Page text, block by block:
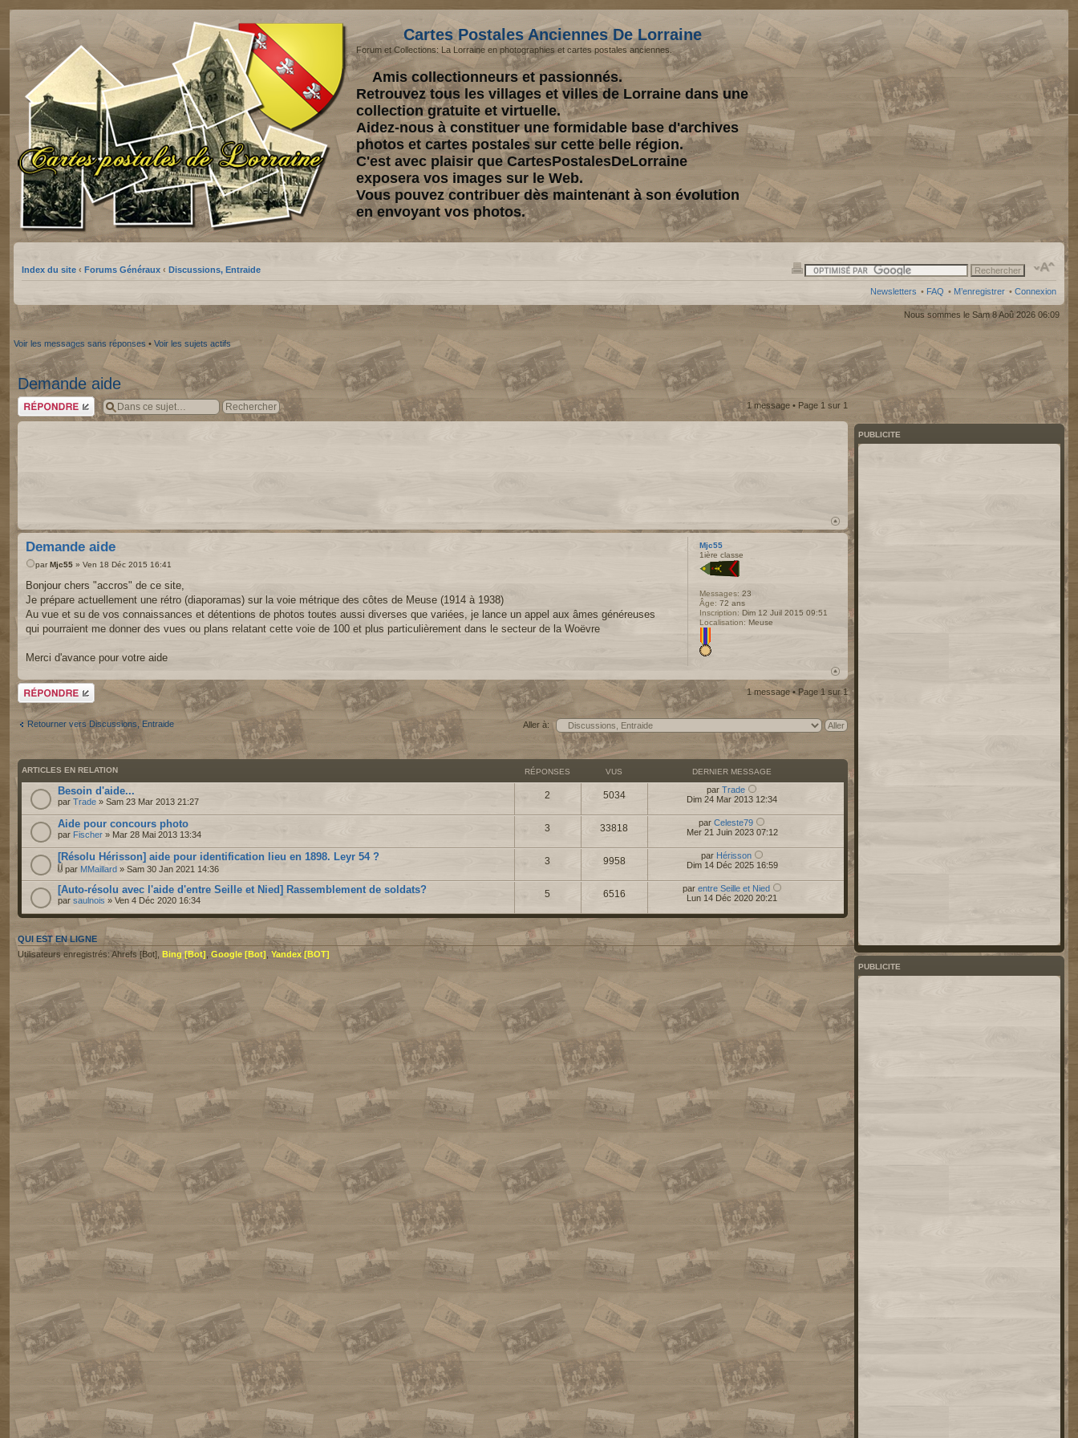
Cartes Postales Anciennes De Lorraine
Forum et Collections: La Lorraine en photographies et cartes postales anciennes.
Amis collectionneurs et passionnés.
Retrouvez tous les villages et villes de Lorraine dans une
collection gratuite et virtuelle.
Aidez-nous à constituer une formidable base d'archives
photos et cartes postales sur cette belle région.
C'est avec plaisir que CartesPostalesDeLorraine
exposera vos images sur le Web.
Vous pouvez contribuer dès maintenant à son évolution
en envoyant vos photos.
Index du site ‹ Forums Généraux ‹ Discussions, Entraide
Newsletters • FAQ • M’enregistrer • Connexion
Nous sommes le Sam 8 Aoû 2026 06:09
Voir les messages sans réponses • Voir les sujets actifs
Demande aide
Répondre 1 message • Page 1 sur 1
Demande aide
par Mjc55 » Ven 18 Déc 2015 16:41
Bonjour chers "accros" de ce site,
Je prépare actuellement une rétro (diaporamas) sur la voie métrique des côtes de Meuse (1914 à 1938)
Au vue et su de vos connaissances et détentions de photos toutes aussi diverses que variées, je lance un appel aux âmes généreuses
qui pourraient me donner des vues ou plans relatant cette voie de 100 et plus particulièrement dans le secteur de la Woëvre
Merci d'avance pour votre aide
Mjc55
1ière classe
Messages: 23
Âge: 72 ans
Inscription: Dim 12 Juil 2015 09:51
Localisation: Meuse
Répondre 1 message • Page 1 sur1
Retourner vers Discussions, Entraide Aller à:
ARTICLES EN RELATION RÉPONSES VUS DERNIER MESSAGE
Besoin d'aide...
par Trade » Sam 23 Mar 2013 21:27
2 5034 parTrade
Dim 24 Mar 2013 12:34
Aide pour concours photo
par Fischer » Mar 28 Mai 2013 13:34
3 33818 parCeleste79
Mer 21 Juin 2023 07:12
[Résolu Hérisson] aide pour identification lieu en 1898. Leyr 54 ?
par MMaillard » Sam 30 Jan 2021 14:36
3 9958 par Hérisson
Dim 14 Déc 2025 16:59
[Auto-résolu avec l'aide d'entre Seille et Nied] Rassemblement de soldats?
par saulnois » Ven 4 Déc 2020 16:34
5 6516 par entre Seille et Nied
Lun 14 Déc 2020 20:21
QUI EST EN LIGNE
Utilisateurs enregistrés: Ahrefs [Bot], Bing [Bot] Google [Bot] Yandex [BOT]
PUBLICITE
PUBLICITE